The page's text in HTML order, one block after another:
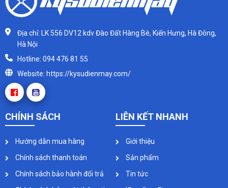
Địa chỉ: LK 556 DV12 kdv Đào Đất Hàng Bè, Kiến Hưng, Hà Đông,
Hà Nội
Hotline: 094 476 81 55
Website: https://kysudienmay.com/
CHÍNH SÁCH
Hướng dẫn mua hàng
Chính sách thanh toán
Chính sách bảo hành đổi trả
LIÊN KẾT NHANH
Giới thiệu
Sản phẩm
Tin tức